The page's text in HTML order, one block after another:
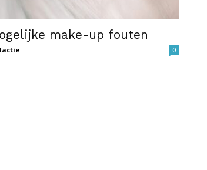
make-up fouten
0